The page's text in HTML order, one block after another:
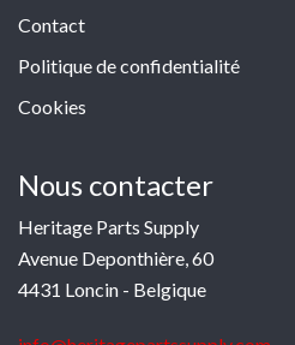
Contact
Politique de confidentialité
Cookies
Nous contacter
Heritage Parts Supply
Avenue Deponthière, 60
4431 Loncin - Belgique